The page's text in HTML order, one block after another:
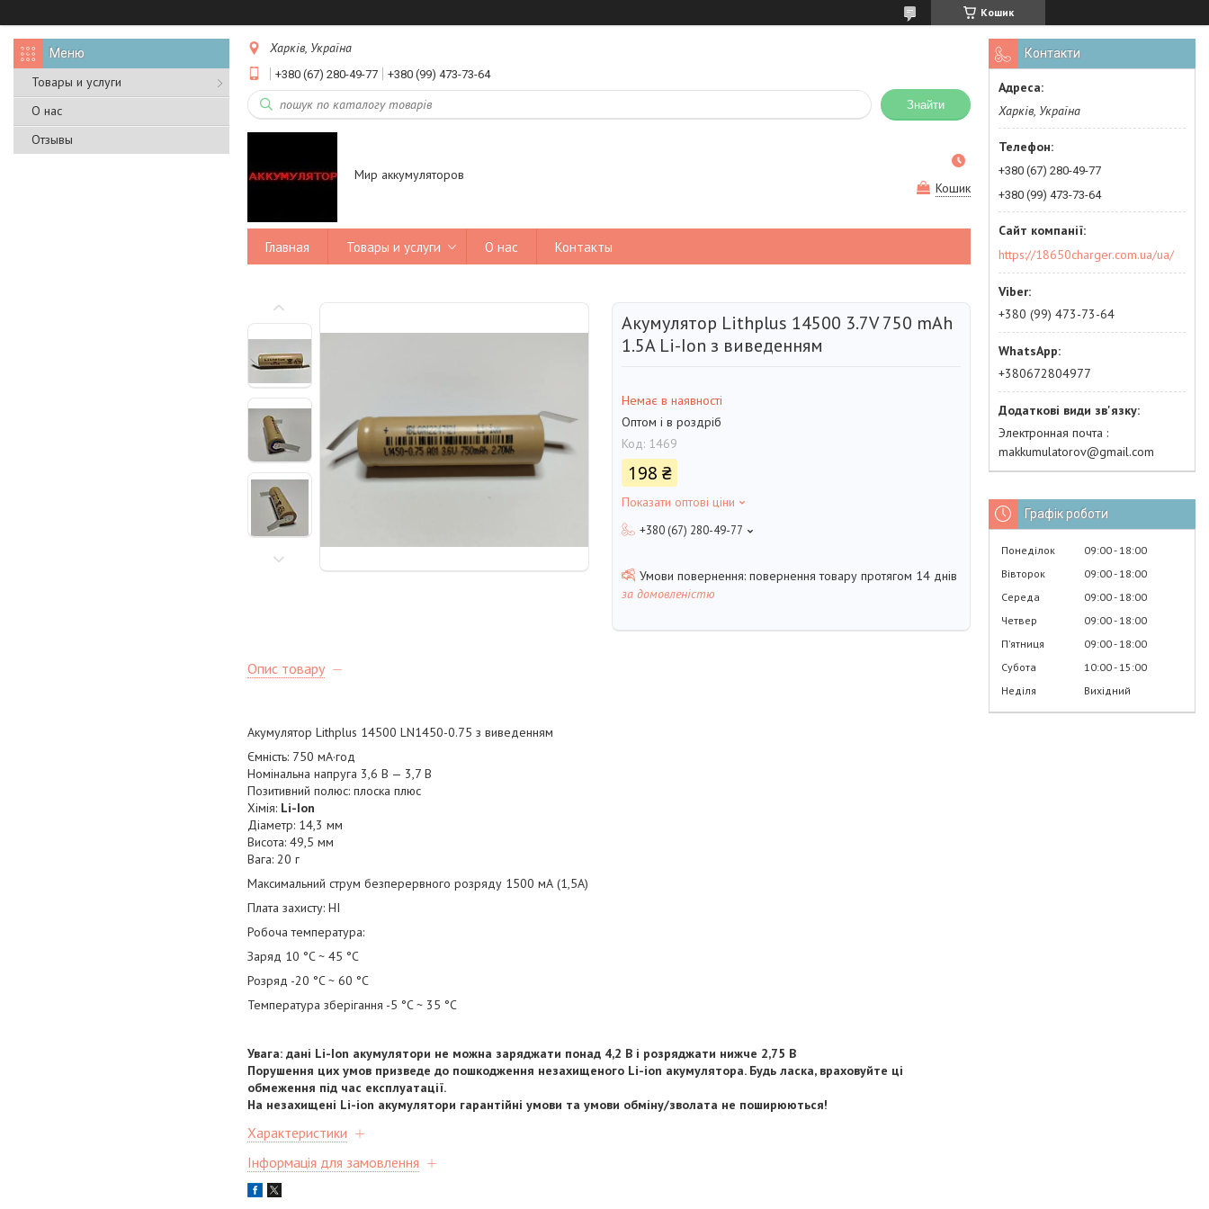
Кошик
Товары и услуги
О нас
Отзывы
Харків, Україна
+380 (67) 280-49-77 +380 (99) 473-73-64
Знайти
Мир аккумуляторов
Кошик
Главная Товары и услуги О нас Контакты
Акумулятор Lithplus 14500 3.7V 750 mAh
1.5A Li-Ion з виведенням
Немає в наявності
Оптом і в роздріб
Код: 1469
198 ₴
Показати оптові ціни
+380 (67) 280-49-77
повернення товару протягом 14 днів
за домовленістю
Опис товару
Акумулятор Lithplus 14500 LN1450-0.75 з виведенням
Ємність: 750 мА·год
Номінальна напруга 3,6 В — 3,7 В
Позитивний полюс: плоска плюс
Хімія: Li-Ion
Діаметр: 14,3 мм
Висота: 49,5 мм
Вага: 20 г
Максимальний струм безперервного розряду 1500 мА (1,5A)
Плата захисту: НІ
Робоча температура:
Заряд 10 °C ~ 45 °C
Розряд -20 °C ~ 60 °C
Температура зберігання -5 °C ~ 35 °C
Увага: дані Li-Ion акумулятори не можна заряджати понад 4,2 В і розряджати нижче 2,75 В
Порушення цих умов призведе до пошкодження незахищеного Li-ion акумулятора. Будь ласка, враховуйте ці
обмеження під час експлуатації.
На незахищені Li-ion акумулятори гарантійні умови та умови обміну/зволата не поширюються!
Характеристики
Інформація для замовлення
Контакти
Харків, Україна
+380 (67) 280-49-77
+380 (99) 473-73-64
https://18650charger.com.ua/ua/
+380 (99) 473-73-64
+380672804977
Электронная почта
makkumulatorov@gmail.com
Графік роботи
Понеділок 09:00 18:00
Вівторок
09:00 18:00
Середа
09:00 18:00
Четвер
09:00 18:00
Пʼятниця
09:00 18:00
Субота
10:00 15:00
Неділя
Вихідний